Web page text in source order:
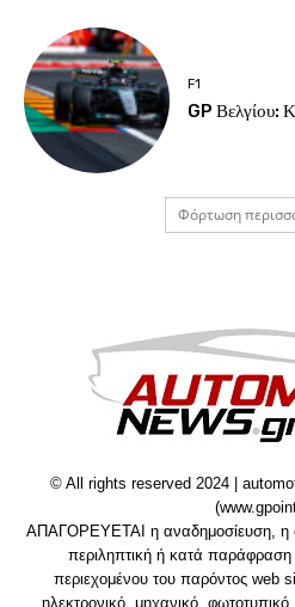
F1
GP Βελγίου:
Φόρτωση
© All rights reserved 2024 |
ΑΠΑΓΟΡΕΥΕΤΑΙ η αναδημοσίευση, η
περιληπτική ή κατά
περιεχομένου του παρόντος web
ηλεκτρονικό, μηχανικό,